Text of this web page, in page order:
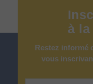
à la
Restez informé
vous